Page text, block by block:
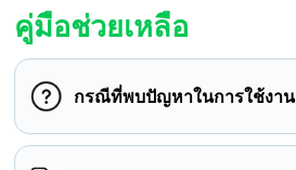
คู่มือช่วยเหลือ
กรณีที่พบปัญหาในการใช้งาน